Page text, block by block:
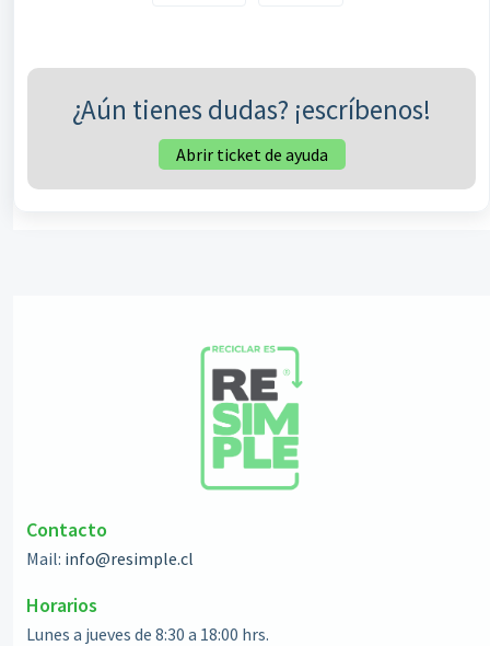
¿Aún tienes dudas? ¡escríbenos!
Abrir ticket de ayuda
Contacto
Mail: info@resimple.cl
Horarios
Lunes a jueves de 8:30 a 18:00 hrs.